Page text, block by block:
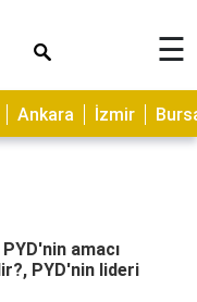
☰
Ankara İzmir
amacı
PYD'nin lideri